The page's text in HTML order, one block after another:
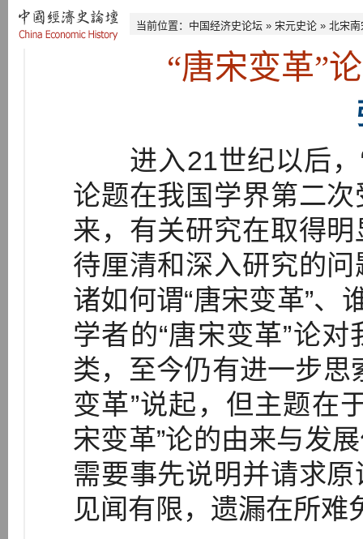
当前位置： 中国经济史论坛 » 宋元史论 » 北宋南
“唐宋变革”
进入21世纪以后，“
论题在我国学界第二
来，有关研究在取得
待厘清和深入研究的
诸如何谓“唐宋变革”、
学者的“唐宋变革”论
类，至今仍有进一步思
变革”说起，但主题在
宋变革”论的由来与发
需要事先说明并请求
见闻有限，遗漏在所难